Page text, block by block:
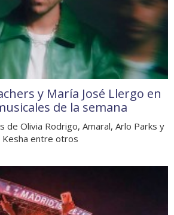
y María José Llergo en
de la semana
de Olivia Rodrigo, Amaral, Arlo Parks y
Kesha entre otros